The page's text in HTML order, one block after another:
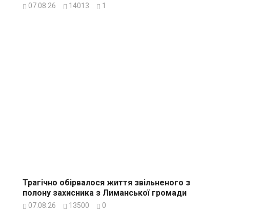
07.08.26 14013 1
Трагічно обірвалося життя звільненого з
полону захисника з Лиманської громади
07.08.26 13500 0